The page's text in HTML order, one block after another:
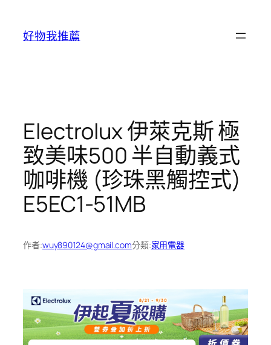
好物我推薦
Electrolux 伊萊克斯 極
致美味500 半自動義式
咖啡機 (珍珠黑觸控式)
E5EC1-51MB
作者:wuy890124@gmail.com分類:家用電器